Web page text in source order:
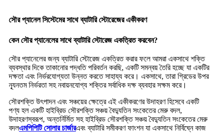
সৌর প্যানেল সিস্টেমের সাথে ব্যাটারি স্টোরেজের একীকরণ
কেন সৌর প্যানেলের সাথে ব্যাটারি স্টোরেজ একত্রিত করবেন?
সৌর প্যানেলের জন্য ব্যাটারি স্টোরেজ একত্রিত করার ফলে আমরা একসাথে শক্তি
ব্যবস্থার দিকে তাকানোর পদ্ধতি পরিবর্তন করছি, একটি সমন্বয় তৈরি হচ্ছে যা একটির
দক্ষতা এবং নির্ভরযোগ্যতা উন্নত করতে সাহায্য করে। একসাথে, তারা গ্রিডের উপর
ন্যূনতম নির্ভরতা সহ নবায়নযোগ্য শক্তির সর্বাধিক দক্ষ ব্যবহার সক্ষম করে।
সৌরশক্তি উৎপাদন এবং সঞ্চয়ের ক্ষেত্রে এই একীকরণের উদাহরণ হিসেবে একটি
পণ্য হল একটি হাইব্রিড সৌরশক্তি সঞ্চয় বৈদ্যুতিন সংকেতের মেরু বদল,
উদাহরণস্বরূপ, অন্তর্নির্মিত সহ হাইব্রিড সৌরশক্তি সঞ্চয় বৈদ্যুতিন সংকেতের মেরু
বদলএমপিপিটি সোলার চার্জারএবং ব্যাটারি সমীকরণ ফাংশন যা একসাথে নির্বিঘ্নে কাজ